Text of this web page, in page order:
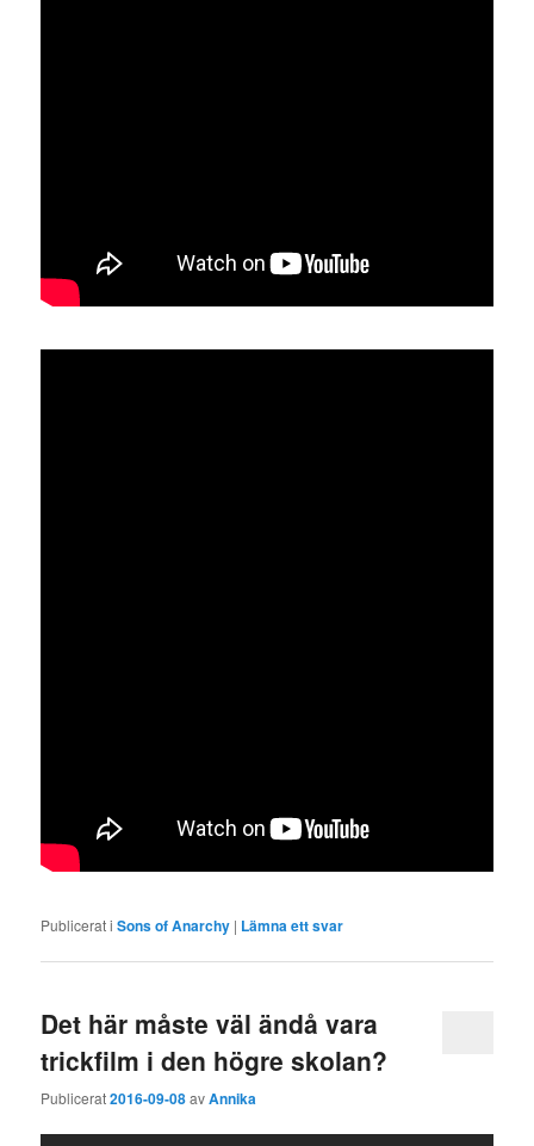
Publicerat i Sons of Anarchy | Lämna ett svar
Det här måste väl ändå vara
trickfilm i den högre skolan?
Publicerat2016-09-08avAnnika